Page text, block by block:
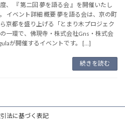
、 『 第二回 夢を語る会 』を開催いたし
イベント詳細 概要 夢を語る会は、京の町
京都を盛り上げる「とまり木プロジェク
の一環で、佛現寺・株式会社Gns・株式会
が開催するイベントです。 […]
続きを読む
法に基づく表記